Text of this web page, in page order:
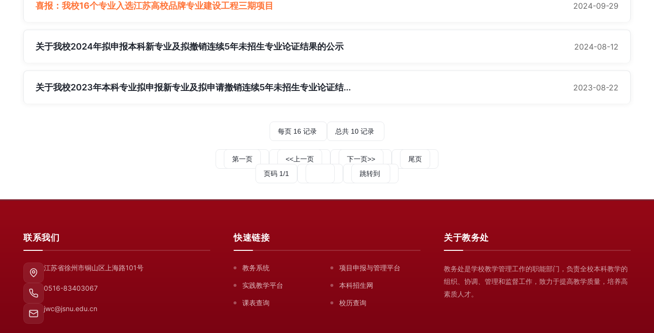
喜报：我校16个专业入选江苏高校品牌专业建设工程三期项目 2024-09-29
关于我校2024年拟申报本科新专业及拟撤销连续5年未招生专业论证结果的公示 2024-08-12
关于我校2023年本科专业拟申报新专业及拟申请撤销连续5年未招生专业论证结... 2023-08-22
每页 16 记录 总共 10 记录
第一页 <<上一页 下一页>>
尾页
页码 1/1 跳转到
联系我们
江苏省徐州市铜山区上海路101号
0516-83403067
jwc@jsnu.edu.cn
快速链接
教务系统 项目申报与管理平台
实践教学平台 本科招生网
课表查询 校历查询
关于教务处
教务处是学校教学管理工作的职能部门，负责全校本科教学的
组织、协调、管理和监督工作，致力于提高教学质量，培养高
素质人才。